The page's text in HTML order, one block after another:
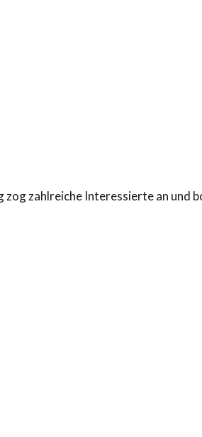
zahlreiche Interessierte an und